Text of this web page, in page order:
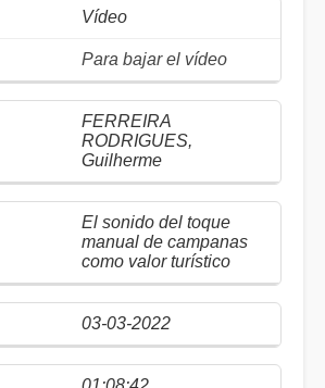
Vídeo
Para bajar el vídeo
FERREIRA
RODRIGUES,
Guilherme
El sonido del toque
manual de campanas
como valor turístico
03-03-2022